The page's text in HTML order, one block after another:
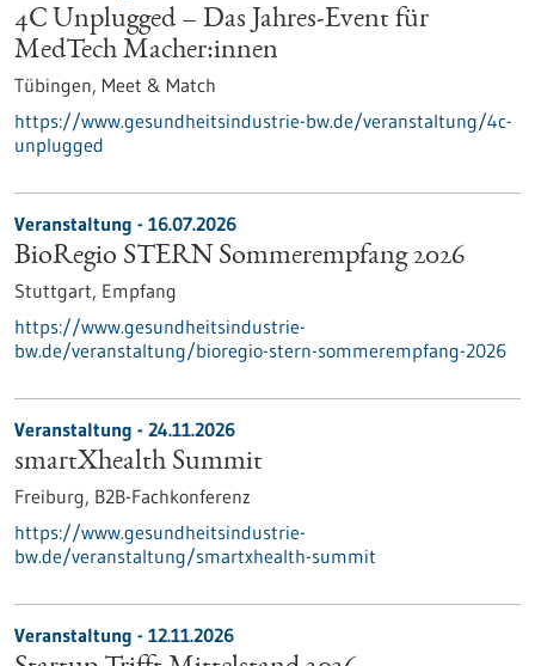
4C Unplugged – Das Jahres‑Event für
MedTech Macher:innen
Tübingen, Meet & Match
https://www.gesundheitsindustrie-bw.de/veranstaltung/4c-
unplugged
Veranstaltung - 16.07.2026
BioRegio STERN Sommerempfang 2026
Stuttgart, Empfang
https://www.gesundheitsindustrie-
bw.de/veranstaltung/bioregio-stern-sommerempfang-2026
Veranstaltung - 24.11.2026
smartXhealth Summit
Freiburg, B2B-Fachkonferenz
https://www.gesundheitsindustrie-
bw.de/veranstaltung/smartxhealth-summit
Veranstaltung - 12.11.2026